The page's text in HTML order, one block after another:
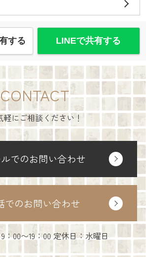
する LINEで共有する
CONTACT
軽にご相談ください！
でのお問い合わせ
でのお問い合わせ
：00〜19：00 定休日：水曜日